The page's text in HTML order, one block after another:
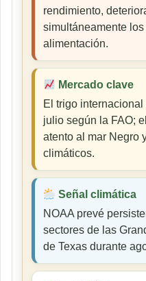
rendimiento,
simultáneamente
alimentación.
Mercado clave
El trigo
julio según la FAO;
atento al mar Negro
climáticos.
Señal climática
NOAA prevé
sectores de las
de Texas durante